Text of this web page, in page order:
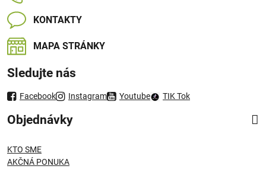
KONTAKTY
MAPA STRÁNKY
Sledujte nás
Facebook Instagram Youtube TIK Tok
Objednávky
KTO SME
AKČNÁ PONUKA